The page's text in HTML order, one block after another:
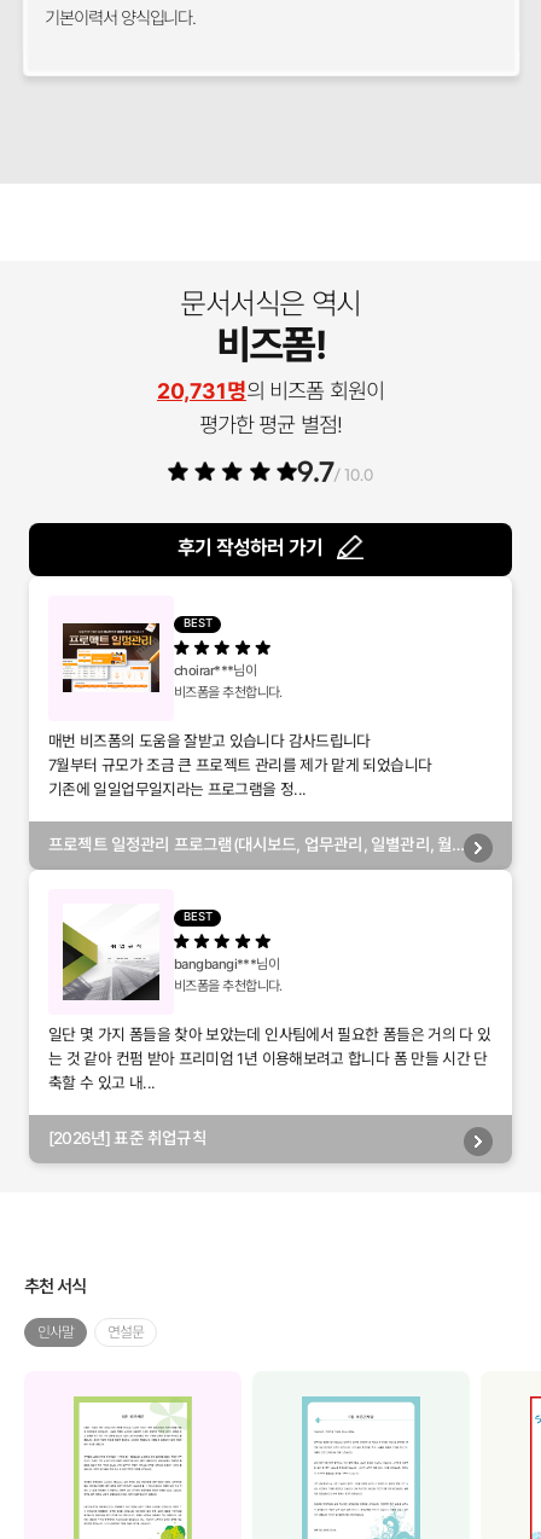
기본이력서 양식입니다.
문서서식은 역시
비즈폼!
20,731명의 비즈폼 회원이
평가한 평균 별점!
9.7/ 10.0
후기 작성하러 가기
BEST
choirar***님이
비즈폼을 추천합니다.
매번 비즈폼의 도움을 잘받고 있습니다 감사드립니다
7월부터 규모가 조금 큰 프로젝트 관리를 제가 맡게 되었습니다
기존에 일일업무일지라는 프로그램을 정...
프로젝트 일정관리 프로그램(대시보드, 업무관리, 일별관리, 월
BEST
bangbangi***님이
비즈폼을 추천합니다.
일단 몇 가지 폼들을 찾아 보았는데 인사팀에서 필요한 폼들은 거의 다 있
는 것 같아 컨펌 받아 프리미엄 1년 이용해보려고 합니다 폼 만들 시간 단
축할 수 있고 내...
[2026년] 표준 취업규칙
추천 서식
인사말 연설문